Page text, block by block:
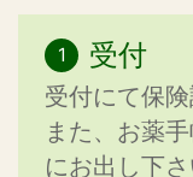
受付
受付にて保険
また、お薬
にお出し下さ